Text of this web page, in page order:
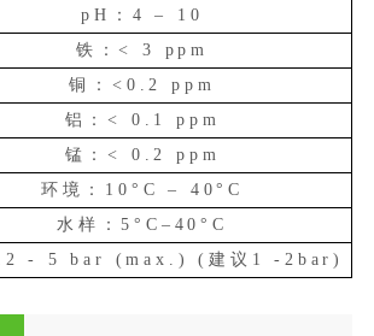
pH：4 – 10
铁：< 3 ppm
铜：<0.2 ppm
铝：< 0.1 ppm
锰：< 0.2 ppm
环境： 10°C – 40°C
水样：5°C–40°C
- 5 bar (max.) (建议1 -2bar)